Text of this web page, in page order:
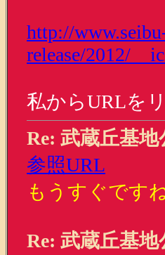
http://
release/2012/
私からURLを
Re: 武蔵丘基地
参照URL
もうすぐです
Re: 武蔵丘基地